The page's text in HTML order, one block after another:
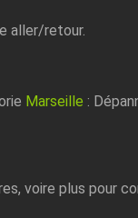
aller/retour.
Marseille :
voire plus pour